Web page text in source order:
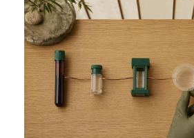
Čeština
ქართული
Русский
Lietuvių kalba
Polski
한국어